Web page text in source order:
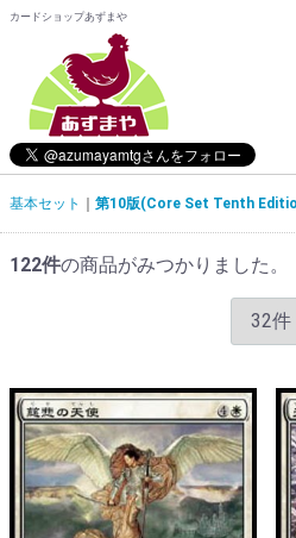
カードショップあずまや
基本セット 第10版(Core Set Tenth
122件の商品がみつかりました。